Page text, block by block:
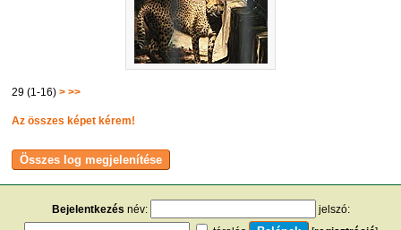
29 (1-16)> >>
Az összes képet kérem!
Bejelentkezés név:
jelszó: